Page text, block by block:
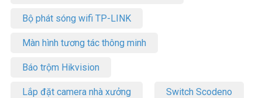
Bộ phát sóng wifi TP-LINK
Màn hình tương tác thông minh
Báo trộm Hikvision
Lắp đặt camera nhà xưởng Switch Scodeno